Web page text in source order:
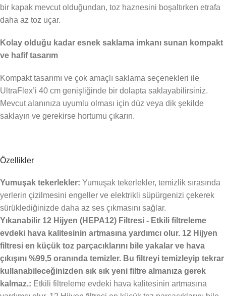
bir kapak mevcut olduğundan, toz haznesini boşaltırken etrafa
daha az toz uçar.
Kolay olduğu kadar esnek saklama imkanı sunan kompakt
ve hafif tasarım
Kompakt tasarımı ve çok amaçlı saklama seçenekleri ile
UltraFlex’i 40 cm genişliğinde bir dolapta saklayabilirsiniz.
Mevcut alanınıza uyumlu olması için düz veya dik şekilde
saklayın ve gerekirse hortumu çıkarın.
Özellikler
Yumuşak tekerlekler: Yumuşak tekerlekler, temizlik sırasında
yerlerin çizilmesini engeller ve elektrikli süpürgenizi çekerek
sürüklediğinizde daha az ses çıkmasını sağlar.
Yıkanabilir 12 Hijyen (HEPA12) Filtresi - Etkili filtreleme
evdeki hava kalitesinin artmasına yardımcı olur. 12 Hijyen
filtresi en küçük toz parçacıklarını bile yakalar ve hava
çıkışını %99,5 oranında temizler. Bu filtreyi temizleyip tekrar
kullanabileceğinizden sık sık yeni filtre almanıza gerek
kalmaz.: Etkili filtreleme evdeki hava kalitesinin artmasına